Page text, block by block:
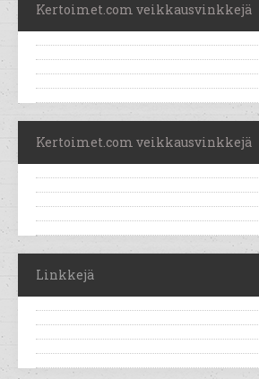
Kertoimet.com veikkausvinkkejä
Kertoimet.com veikkausvinkkejä
Linkkejä